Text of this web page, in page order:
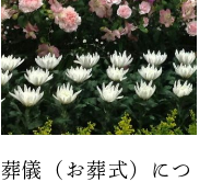
葬儀（お葬式）につ